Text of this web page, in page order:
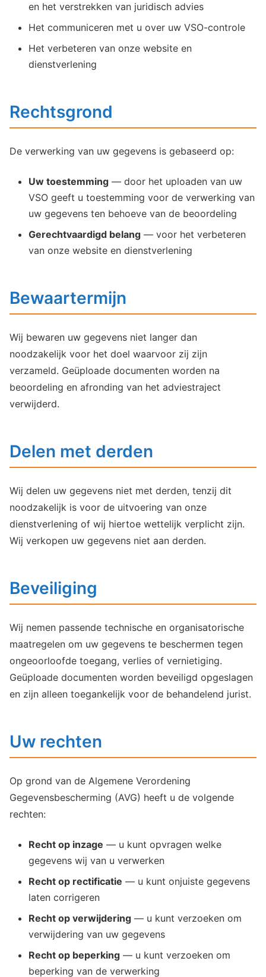
en het verstrekken van juridisch advies
Het communiceren met u over uw VSO-controle
Het verbeteren van onze website en
dienstverlening
Rechtsgrond
De verwerking van uw gegevens is gebaseerd op:
Uw toestemming — door het uploaden van uw
VSO geeft u toestemming voor de verwerking van
uw gegevens ten behoeve van de beoordeling
Gerechtvaardigd belang — voor het verbeteren
van onze website en dienstverlening
Bewaartermijn
Wij bewaren uw gegevens niet langer dan
noodzakelijk voor het doel waarvoor zij zijn
verzameld. Geüploade documenten worden na
beoordeling en afronding van het adviestraject
verwijderd.
Delen met derden
Wij delen uw gegevens niet met derden, tenzij dit
noodzakelijk is voor de uitvoering van onze
dienstverlening of wij hiertoe wettelijk verplicht zijn.
Wij verkopen uw gegevens niet aan derden.
Beveiliging
Wij nemen passende technische en organisatorische
maatregelen om uw gegevens te beschermen tegen
ongeoorloofde toegang, verlies of vernietiging.
Geüploade documenten worden beveiligd opgeslagen
en zijn alleen toegankelijk voor de behandelend jurist.
Uw rechten
Op grond van de Algemene Verordening
Gegevensbescherming (AVG) heeft u de volgende
rechten:
Recht op inzage — u kunt opvragen welke
gegevens wij van u verwerken
Recht op rectificatie — u kunt onjuiste gegevens
laten corrigeren
Recht op verwijdering — u kunt verzoeken om
verwijdering van uw gegevens
Recht op beperking — u kunt verzoeken om
beperking van de verwerking